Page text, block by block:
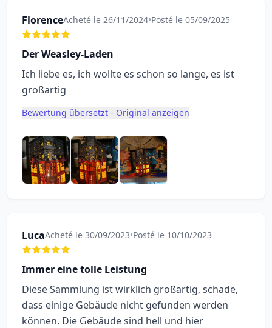
FlorenceAcheté le 26/11/2024•Posté le 05/09/2025
Der Weasley-Laden
Ich liebe es, ich wollte es schon so lange, es ist
großartig
Bewertung übersetzt - Original anzeigen
LucaAcheté le 30/09/2023•Posté le 10/10/2023
Immer eine tolle Leistung
Diese Sammlung ist wirklich großartig, schade,
dass einige Gebäude nicht gefunden werden
können. Die Gebäude sind hell und hier